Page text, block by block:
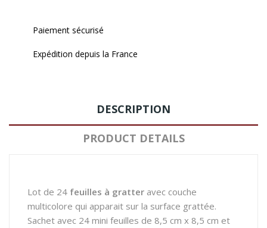
Paiement sécurisé
Expédition depuis la France
DESCRIPTION
PRODUCT DETAILS
Lot de 24 feuilles à gratter avec couche
multicolore qui apparait sur la surface grattée.
Sachet avec 24 mini feuilles de 8,5 cm x 8,5 cm et